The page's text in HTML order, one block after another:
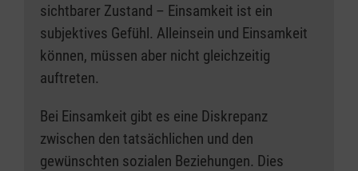
sichtbarer Zustand – Einsamkeit ist ein
subjektives Gefühl. Alleinsein und Einsamkeit
können, müssen aber nicht gleichzeitig
auftreten.
Bei Einsamkeit gibt es eine Diskrepanz
zwischen den tatsächlichen und den
gewünschten sozialen Beziehungen. Dies